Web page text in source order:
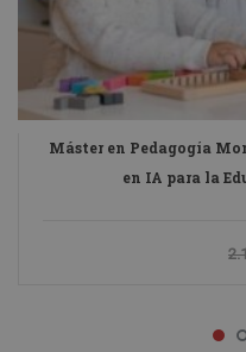
Máster en Pedagogía
en IA para la